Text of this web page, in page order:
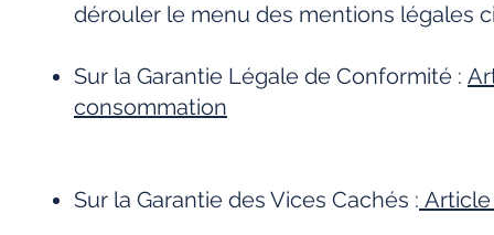
dérouler le menu des mentions légales
Sur la Garantie Légale de Conformité :
consommation
Sur la Garantie des Vices Cachés : Article